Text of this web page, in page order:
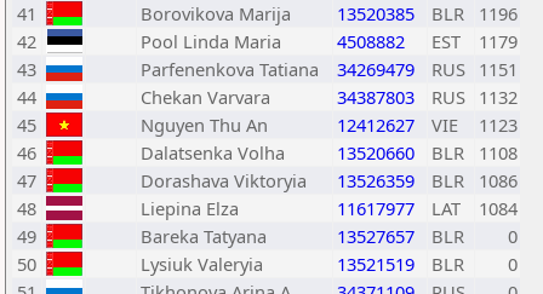
41
Borovikova Marija 13520385 BLR
1196
42
Pool Linda Maria 4508882 EST
1179
43
Parfenenkova Tatiana 34269479 RUS 1151
44
Chekan Varvara 34387803 RUS 1132
45
Nguyen Thu An 12412627 VIE
1123
46
Dalatsenka Volha 13520660 BLR
1108
47
Dorashava Viktoryia 13526359 BLR
1086
48
Liepina Elza 11617977 LAT
1084
49
Bareka Tatyana 13527657 BLR
0
50
Lysiuk Valeryia 13521519 BLR
0